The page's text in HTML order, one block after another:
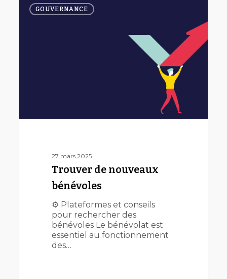
de
nouveaux
GOUVERNANCE
27 mars 2025
Trouver de nouveaux
bénévoles
⚙️ Plateformes et conseils
pour rechercher des
bénévoles Le bénévolat est
essentiel au fonctionnement
des…